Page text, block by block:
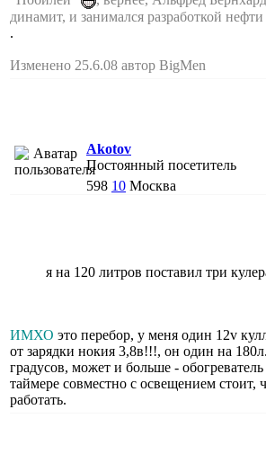
динамит, и занимался разработкой нефти
.
Изменено 25.6.08 автор BigMen
Akotov
Постоянный посетитель
598 10 Москва
я на 120 литров поставил три
ИМХО это перебор, у меня один 12v
от зарядки нокия 3,8в!!!, он один на
градусов, может и больше -
таймере совместно с освещением стоит,
работать.